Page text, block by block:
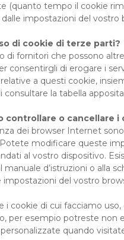
(quanto tempo il cookie
impostazioni del vostro
di cookie di terze parti?
di fornitori che possono
consentirgli di erogare i
a questi cookie,
consultare la tabella
controllare o cancellare i
dei browser Internet
modificare queste
al vostro dispositivo.
manuale d’istruzioni o alla
impostazioni del vostro
i cookie di cui facciamo
per esempio potreste non
quando